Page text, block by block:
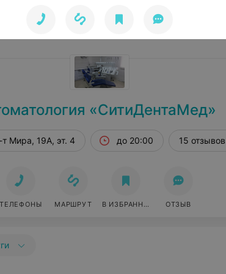
«СитиДентаМед»
Мира, 19А, эт. 4 до 20:00 15 отзывов
ТЕЛЕФОНЫ МАРШРУТ В ИЗБРАННОЕ ОТЗЫВ